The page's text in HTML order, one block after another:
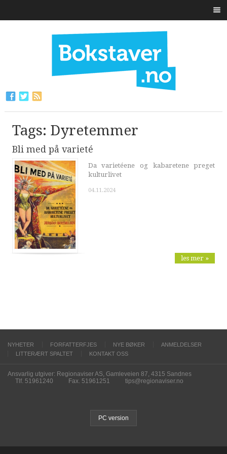
Tags: Dyretemmer
Bli med på varieté
Da varietéene og kabaretene preget
kulturlivet
04.11.2024
les mer »
NYHETER FORFATTERFJES NYE BØKER
ANMELDELSER
LITTERÆRT SPALTET
KONTAKT OSS
Ansvarlig utgiver: Regionaviser AS, Gamleveien 87, 4315 Sandnes
Tlf. 51961240
Fax. 51961251 tips@regionaviser.no
PC version